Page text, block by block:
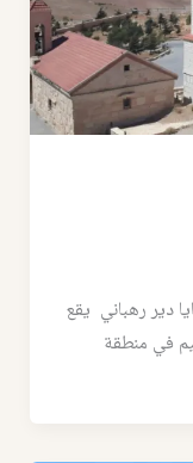
دير رهباني يقع
في منطقة